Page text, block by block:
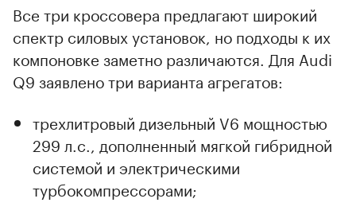
Все три кроссовера предлагают широкий
спектр силовых установок, но подходы к их
компоновке заметно различаются. Для Audi
Q9 заявлено три варианта агрегатов:
трехлитровый дизельный V6 мощностью
299 л.с., дополненный мягкой гибридной
системой и электрическими
турбокомпрессорами;